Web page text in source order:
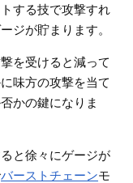
する技で攻撃すれ
ジが貯まります。
を受けると減って
味方の攻撃を当て
かの鍵になりま
と徐々にゲージが
バーストチェーンモ